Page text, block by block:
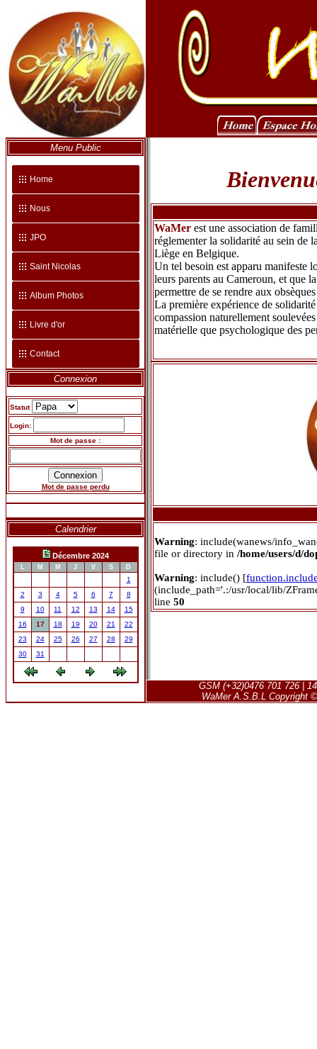
WaMer est une association de
réglementer la solidarité au sein de
Liège en Belgique.
Un tel besoin est apparu manifeste
leurs parents au Cameroun, et que
permettre de se rendre aux
La première expérience de
compassion naturellement
matérielle que psychologique des
Warning: include(wanews/
file or directory in /home/users/d/
Warning: include() [
(include_path='.:/usr/local/lib/
line 50
Menu Public
Home
Nous
JPO
Saint Nicolas
Album Photos
Livre d'or
Contact
Connexion
Statut
Login:
Mot de passe :
Mot de passe perdu
Calendrier
Décembre 2024
L M M J V S D
1
2
3 4 5 6 7
8
9
10 11 12 13 14
15
16
17 18 19 20 21
22
23
24 25 26 27 28
29
30
31
GSM (+32)0476 701 726 |
WaMer A.S.B.L Copyright